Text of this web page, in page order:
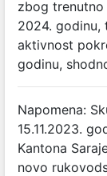
zbog
2024. godinu,
aktivnost
godinu,
Napomena:
15.11.2023.
Kantona
novo